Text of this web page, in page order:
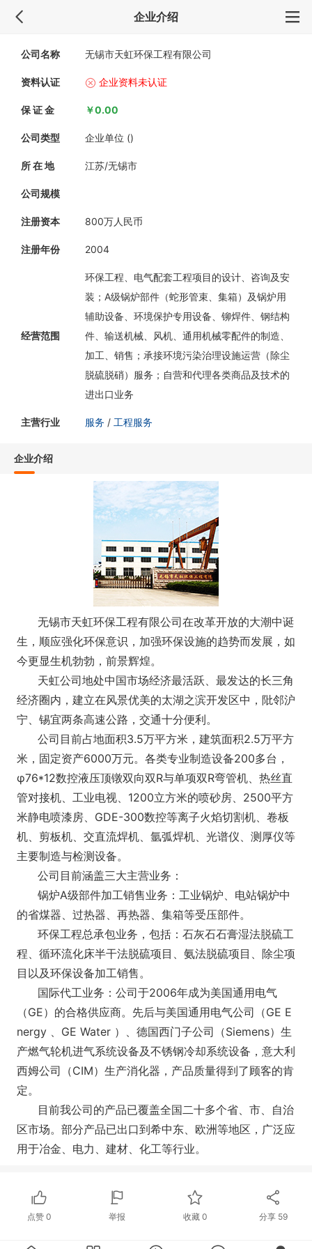
企业介绍
公司名称 无锡市天虹环保工程有限公司
资料认证 企业资料未认证
保 证 金 ￥0.00
公司类型 企业单位 ()
所 在 地 江苏/无锡市
公司规模
注册资本 800万人民币
注册年份 2004
经营范围
环保工程、电气配套工程项目的设计、咨询及安
装；A级锅炉部件（蛇形管束、集箱）及锅炉用
辅助设备、环境保护专用设备、铆焊件、钢结构
件、输送机械、风机、通用机械零配件的制造、
加工、销售；承接环境污染治理设施运营（除尘
脱硫脱硝）服务；自营和代理各类商品及技术的
进出口业务
主营行业 服务 / 工程服务
企业介绍
无锡市天虹环保工程有限公司在改革开放的大潮中诞
生，顺应强化环保意识，加强环保设施的趋势而发展，如
今更显生机勃勃，前景辉煌。
天虹公司地处中国市场经济最活跃、最发达的长三角
经济圈内，建立在风景优美的太湖之滨开发区中，阰邻沪
宁、锡宜两条高速公路，交通十分便利。
公司目前占地面积3.5万平方米，建筑面积2.5万平方
米，固定资产6000万元。各类专业制造设备200多台，
φ76*12数控液压顶镦双向双R与单项双R弯管机、热丝直
管对接机、工业电视、1200立方米的喷砂房、2500平方
米静电喷漆房、GDE-300数控等离子火焰切割机、卷板
机、剪板机、交直流焊机、氩弧焊机、光谱仪、测厚仪等
主要制造与检测设备。
公司目前涵盖三大主营业务：
锅炉A级部件加工销售业务：工业锅炉、电站锅炉中
的省煤器、过热器、再热器、集箱等受压部件。
环保工程总承包业务，包括：石灰石石膏湿法脱硫工
程、循环流化床半干法脱硫项目、氨法脱硫项目、除尘项
目以及环保设备加工销售。
国际代工业务：公司于2006年成为美国通用电气
（GE）的合格供应商。先后与美国通用电气公司（GE E
nergy 、GE Water ）、德国西门子公司（Siemens）生
产燃气轮机进气系统设备及不锈钢冷却系统设备，意大利
西姆公司（CIM）生产消化器，产品质量得到了顾客的肯
定。
目前我公司的产品已覆盖全国二十多个省、市、自治
区市场。部分产品已出口到希中东、欧洲等地区，广泛应
用于冶金、电力、建材、化工等行业。
点赞 0 举报 收藏 0 分享 59